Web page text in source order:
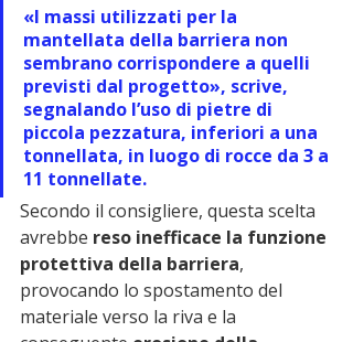
«I massi utilizzati per la
mantellata della barriera non
sembrano corrispondere a quelli
previsti dal progetto», scrive,
segnalando l’uso di pietre di
piccola pezzatura, inferiori a una
tonnellata, in luogo di rocce da 3 a
11 tonnellate.
Secondo il consigliere, questa scelta
avrebbe reso inefficace la funzione
protettiva della barriera,
provocando lo spostamento del
materiale verso la riva e la